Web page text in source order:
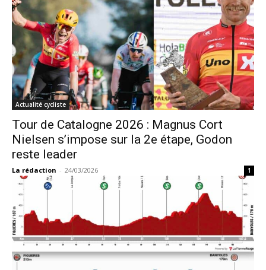
Actualité cycliste
Tour de Catalogne 2026 : Magnus Cort
Nielsen s’impose sur la 2e étape, Godon
reste leader
La rédaction - 24/03/2026 1